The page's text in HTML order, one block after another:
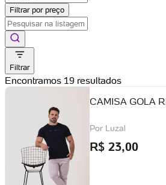
Filtrar por preço
Filtrar
Encontramos 19 resultados
CAMISA GOLA
Por Luzal
R$ 23,00